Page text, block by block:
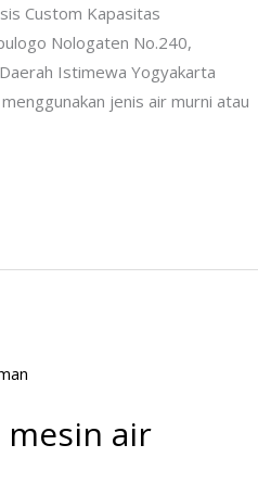
Custom Kapasitas
Nologaten No.240,
Istimewa Yogyakarta
jenis air murni atau
air